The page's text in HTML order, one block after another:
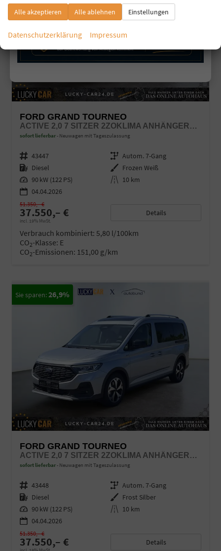
FORD GRAND TOURNEO
ACTIVE 2,0 7 SITZER 2ZOKLIMA ANHÄNGERKUPPLUNG PANORAMADACH AGR SITZE SITZHEIZUNG EINPARKHILFE KAMERA 17 ZOLL LEICHTMETALL ACC
sofort lieferbar Neuwagen mit Tageszulassung
Fahrzeugnr. 43447 Getriebe Autom. 7-Gang
Kraftstoff Diesel Außenfarbe Frozen Weiß
Leistung 90 kW (122 PS) Kilometerstand 10 km
04.04.2026
37.550,– €
incl. 19% MwSt.
51.350,– €
Details
Verbrauch kombiniert: 5,80 l/100km
CO2-Klasse: E
CO2-Emissionen: 151,00 g/km
26,9%
FORD GRAND TOURNEO
ACTIVE 2,0 7 SITZER 2ZOKLIMA ANHÄNGERKUPPLUNG PANORAMADACH AGR SITZE SITZHEIZUNG EINPARKHILFE KAMERA 17 ZOLL LEICHTMETALL ACC
sofort lieferbar Neuwagen mit Tageszulassung
Fahrzeugnr. 43448 Getriebe Autom. 7-Gang
Kraftstoff Diesel Außenfarbe Frost Silber
Leistung 90 kW (122 PS) Kilometerstand 10 km
04.04.2026
37.550,– €
51.350,– €
Details
Alle akzeptieren Alle ablehnen Einstellungen
Datenschutzerklärung Impressum